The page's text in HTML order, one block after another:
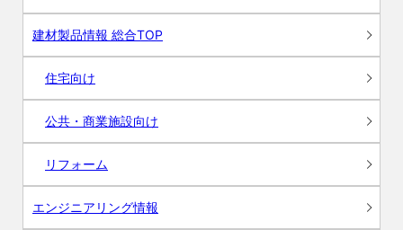
建材製品情報 総合TOP
住宅向け
公共・商業施設向け
リフォーム
エンジニアリング情報